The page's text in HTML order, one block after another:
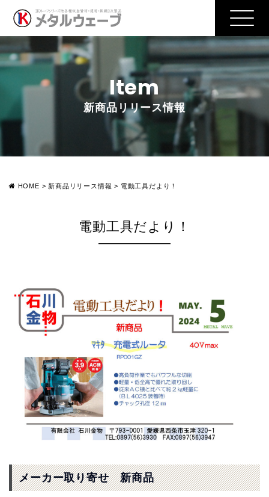
Item
新商品リリース情報
HOME > 新商品リリース情報 > 電動工具だより！
電動工具だより！
メーカー取り寄せ 新商品